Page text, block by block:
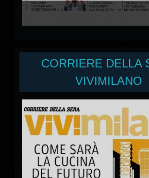
CORRIERE DELLA
VIVIMILANO